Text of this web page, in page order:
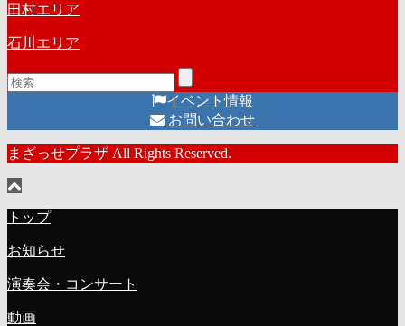
田村エリア
石川エリア
イベント情報
お問い合わせ
まざっせプラザ All Rights Reserved.
トップ
お知らせ
演奏会・コンサート
動画